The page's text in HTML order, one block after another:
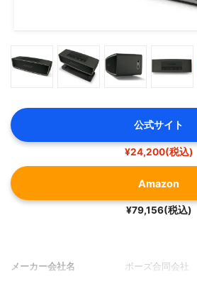
公式サイト
¥24,200(税込)
Amazon
¥79,156(税込)
メーカー会社名 ボーズ合同会社